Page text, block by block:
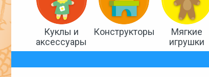
Куклы и
аксессуары
Конструкторы
Мягкие
игрушки